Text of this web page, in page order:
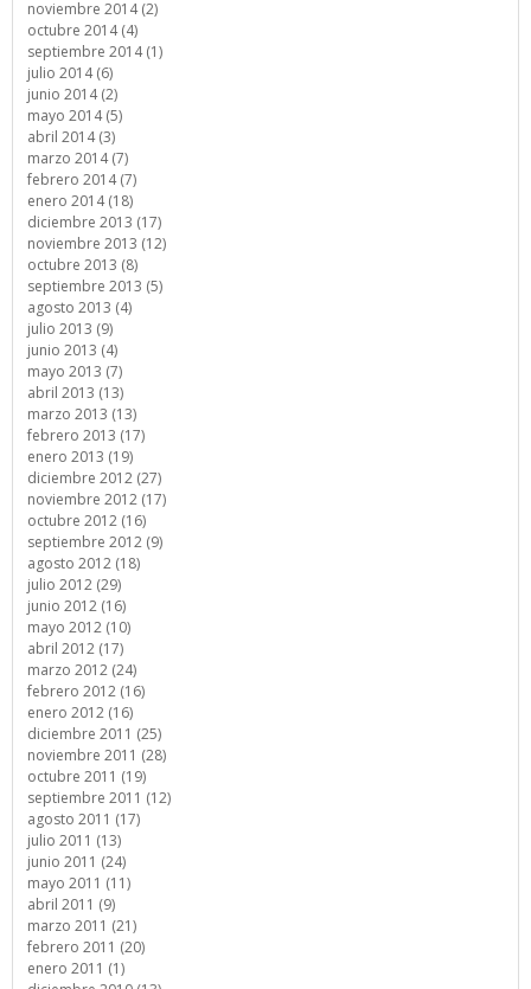
noviembre 2014 (2)
octubre 2014 (4)
septiembre 2014 (1)
julio 2014 (6)
junio 2014 (2)
mayo 2014 (5)
abril 2014 (3)
marzo 2014 (7)
febrero 2014 (7)
enero 2014 (18)
diciembre 2013 (17)
noviembre 2013 (12)
octubre 2013 (8)
septiembre 2013 (5)
agosto 2013 (4)
julio 2013 (9)
junio 2013 (4)
mayo 2013 (7)
abril 2013 (13)
marzo 2013 (13)
febrero 2013 (17)
enero 2013 (19)
diciembre 2012 (27)
noviembre 2012 (17)
octubre 2012 (16)
septiembre 2012 (9)
agosto 2012 (18)
julio 2012 (29)
junio 2012 (16)
mayo 2012 (10)
abril 2012 (17)
marzo 2012 (24)
febrero 2012 (16)
enero 2012 (16)
diciembre 2011 (25)
noviembre 2011 (28)
octubre 2011 (19)
septiembre 2011 (12)
agosto 2011 (17)
julio 2011 (13)
junio 2011 (24)
mayo 2011 (11)
abril 2011 (9)
marzo 2011 (21)
febrero 2011 (20)
enero 2011 (1)